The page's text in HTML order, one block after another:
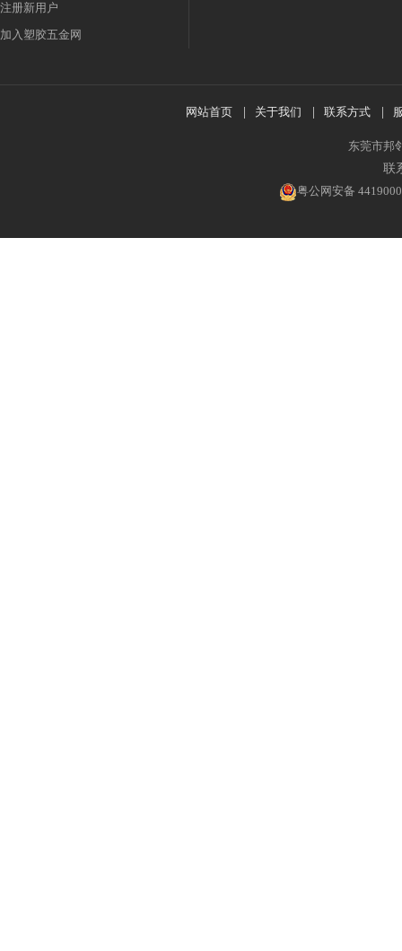
注册新用户
加入塑胶五金网
网站首页 关于我们 联系方式
东莞市邦
联
粤公网安备